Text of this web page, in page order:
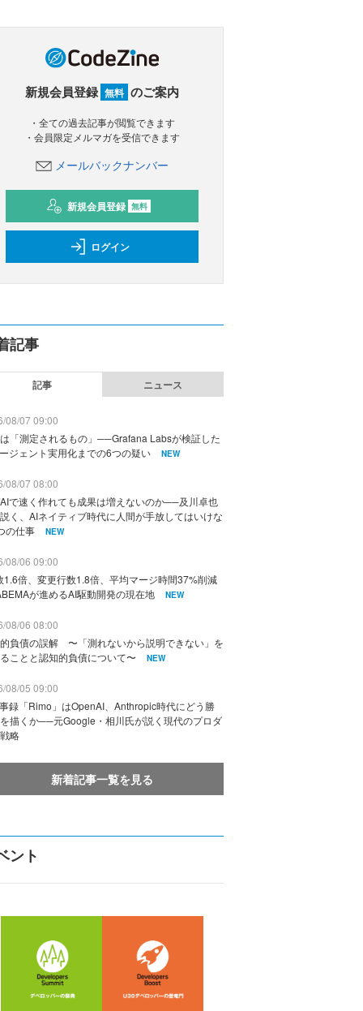
新規会員登録 無料 のご案内
・全ての過去記事が閲覧できます
・会員限定メルマガを受信できます
メールバックナンバー
新規会員登録 無料
ログイン
記事
記事 ニュース
08/07 09:00
「測定されるもの」──Grafana Labsが検証した
ジェント実用化までの6つの疑い
NEW
08/07 08:00
で速く作れても成果は増えないのか──及川卓也
く、AIネイティブ時代に人間が手放してはいけな
の仕事
NEW
08/06 09:00
1.6倍、変更行数1.8倍、平均マージ時間37%削減
が進めるAI駆動開発の現在地
NEW
08/06 08:00
負債の誤解 〜「測れないから説明できない」を
ことと認知的負債について〜
NEW
08/05 09:00
録「Rimo」はOpenAI、Anthropic時代にどう勝
描くか──元Google・相川氏が説く現代のプロダ
略
新着記事一覧を見る
ント